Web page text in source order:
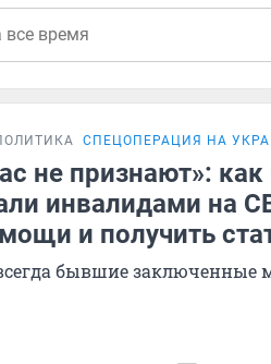
СПЕЦОПЕРАЦИЯ НА
не признают»:
инвалидами на
и получить
бывшие заключенные